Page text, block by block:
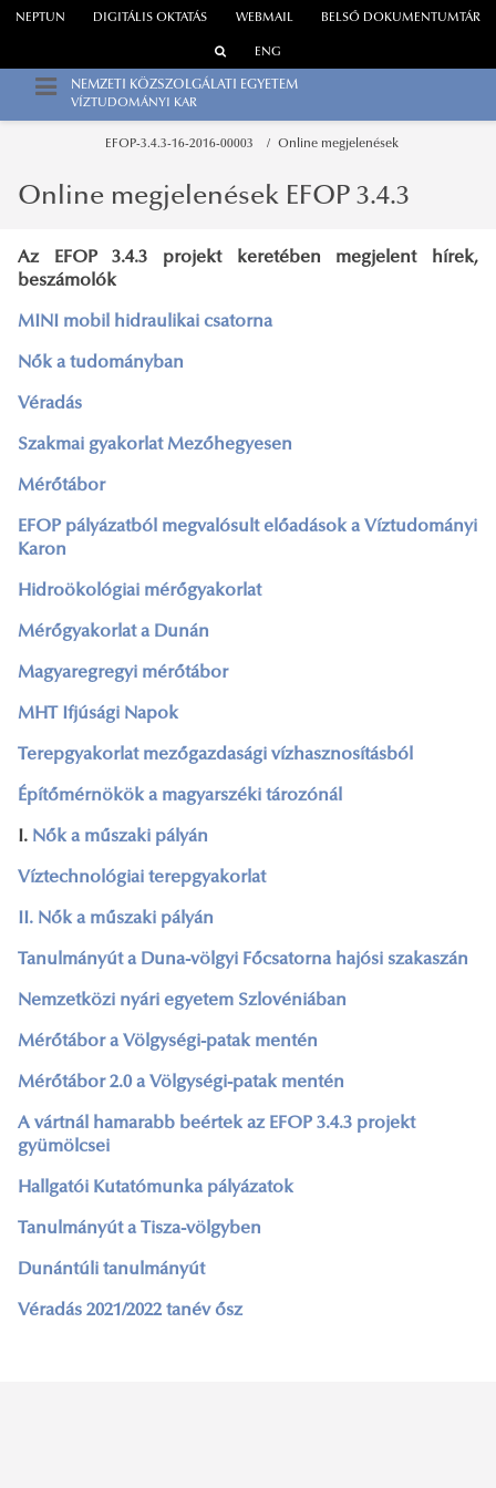
WEBMAIL
NEPTUN DIGITÁLIS OKTATÁS BELSŐ DOKUMENTUMTÁR
ENG
NEMZETI KÖZSZOLGÁLATI EGYETEM
VÍZTUDOMÁNYI KAR
EFOP-3.4.3-16-2016-00003 Online megjelenések
Online megjelenések EFOP 3.4.3
Az EFOP 3.4.3 projekt keretében megjelent hírek,
beszámolók
MINI mobil hidraulikai csatorna
Nők a tudományban
Véradás
Szakmai gyakorlat Mezőhegyesen
Mérőtábor
EFOP pályázatból megvalósult előadások a Víztudományi
Karon
Hidroökológiai mérőgyakorlat
Mérőgyakorlat a Dunán
Magyaregregyi mérőtábor
MHT Ifjúsági Napok
Terepgyakorlat mezőgazdasági vízhasznosításból
Építőmérnökök a magyarszéki tározónál
I. Nők a műszaki pályán
Víztechnológiai terepgyakorlat
II. Nők a műszaki pályán
Tanulmányút a Duna-völgyi Főcsatorna hajósi szakaszán
Nemzetközi nyári egyetem Szlovéniában
Mérőtábor a Völgységi-patak mentén
Mérőtábor 2.0 a Völgységi-patak mentén
A vártnál hamarabb beértek az EFOP 3.4.3 projekt
gyümölcsei
Hallgatói Kutatómunka pályázatok
Tanulmányút a Tisza-völgyben
Dunántúli tanulmányút
Véradás 2021/2022 tanév ősz